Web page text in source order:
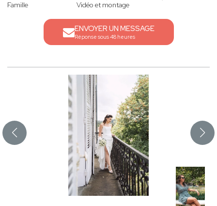
Famille
Vidéo et montage
ENVOYER UN MESSAGE
Réponse sous 48 heures